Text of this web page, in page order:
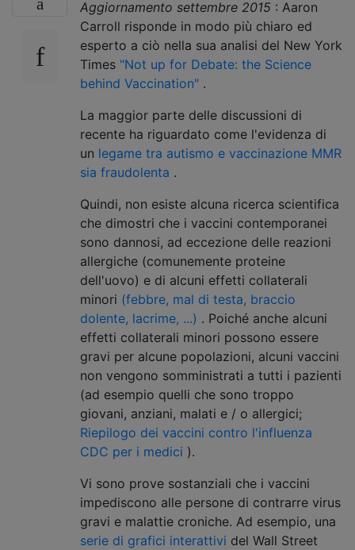
Aggiornamento settembre 2015 : Aaron
Carroll risponde in modo più chiaro ed
esperto a ciò nella sua analisi del New York
Times "Not up for Debate: the Science
behind Vaccination" .
La maggior parte delle discussioni di
recente ha riguardato come l'evidenza di
un legame tra autismo e vaccinazione MMR
sia fraudolenta .
Quindi, non esiste alcuna ricerca scientifica
che dimostri che i vaccini contemporanei
sono dannosi, ad eccezione delle reazioni
allergiche (comunemente proteine ​​
dell'uovo) e di alcuni effetti collaterali
minori (febbre, mal di testa, braccio
dolente, lacrime, ...) . Poiché anche alcuni
effetti collaterali minori possono essere
gravi per alcune popolazioni, alcuni vaccini
non vengono somministrati a tutti i pazienti
(ad esempio quelli che sono troppo
giovani, anziani, malati e / o allergici;
Riepilogo dei vaccini contro l'influenza
CDC per i medici ).
Vi sono prove sostanziali che i vaccini
impediscono alle persone di contrarre virus
gravi e malattie croniche. Ad esempio, una
serie di grafici interattivi del Wall Street